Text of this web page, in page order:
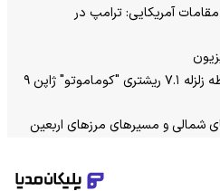
آمریکایی: ترامپ در
ببینید| ویدئویی جدید از لحظه زلزله ۷.۱ ریشتری "کوماموتو" ژاپن ۹
شمالی و مسیرهای مرزهای اربعین